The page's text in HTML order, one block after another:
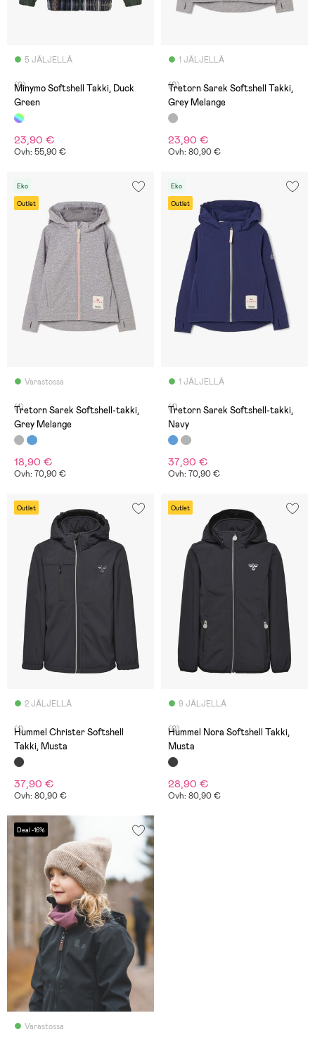
5 JÄLJELLÄ
(0)
Minymo Softshell Takki, Duck
Green
23,90 €
Ovh: 55,90 €
1 JÄLJELLÄ
(0)
Tretorn Sarek Softshell Takki,
Grey Melange
23,90 €
Ovh: 80,90 €
Eko
Outlet
Varastossa
(1)
Tretorn Sarek Softshell-takki,
Grey Melange
18,90 €
Ovh: 70,90 €
Eko
Outlet
1 JÄLJELLÄ
(1)
Tretorn Sarek Softshell-takki,
Navy
37,90 €
Ovh: 70,90 €
Outlet
2 JÄLJELLÄ
(1)
Hummel Christer Softshell
Takki, Musta
37,90 €
Ovh: 80,90 €
Outlet
9 JÄLJELLÄ
(0)
Hummel Nora Softshell Takki,
Musta
28,90 €
Ovh: 80,90 €
Deal -16%
Varastossa